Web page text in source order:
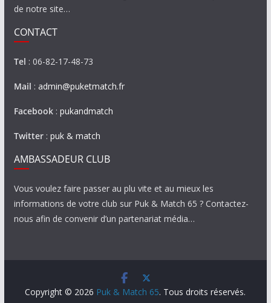
de notre site…
CONTACT
Tel : 06-82-17-48-73
Mail : admin@puketmatch.fr
Facebook: pukandmatch
Twitter: puk & match
AMBASSADEUR CLUB
Vous voulez faire passer au plu vite et au mieux les
informations de votre club sur Puk & Match 65 ? Contactez-
nous afin de convenir d’un partenariat média…
Copyright © 2026 Puk & Match 65. Tous droits réservés.